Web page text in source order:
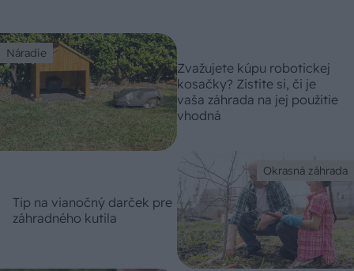
Náradie
Zvažujete kúpu robotickej
kosačky? Zistite si, či je
vaša záhrada na jej použitie
vhodná
Okrasná záhrada
Tip na vianočný darček pre
záhradného kutila